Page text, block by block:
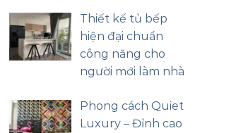
Thiết kế tủ bếp
hiện đại chuẩn
công năng cho
người mới làm nhà
Phong cách Quiet
Luxury – Đỉnh cao